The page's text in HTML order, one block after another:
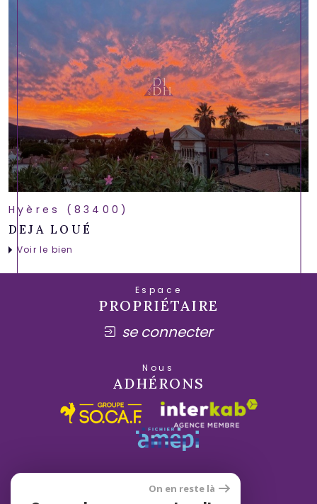
Hyères (83400)
DEJA LOUÉ
Voir le bien
Espace
PROPRIÉTAIRE
se connecter
Nous
ADHÉRONS
On en reste là